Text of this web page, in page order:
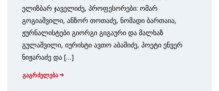
ელიზბარ ჯაველიძე, პროფესორები: ომარ
გოგიაშვილი, ანზორ თოთაძე, ნომადი ბართაია,
ჟურნალისტები გიორგი გიგაური და მალხაზ
გულაშვილი, იურისტი ავთო აბაშიძე, პოეტი ენვერ
ნიჟარაძე და […]
გაგრძელება